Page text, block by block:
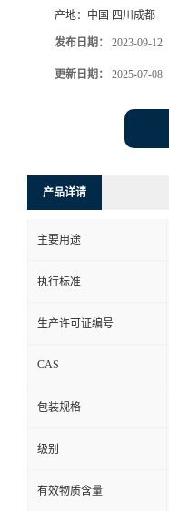
产地： 中国 四川成都
发布日期： 2023-09-12
更新日期： 2025-07-08
产品详请
主要用途
执行标准
生产许可证编号
CAS
包装规格
级别
有效物质含量